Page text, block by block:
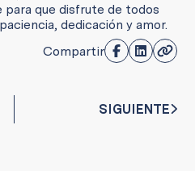
que disfrute de todos
dedicación y amor.
Compartir
SIGUIENTE